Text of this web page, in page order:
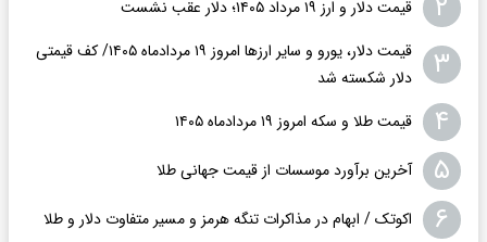
قیمت دلار و ارز ۱۹ مرداد ۱۴۰۵؛ دلار عقب نشست
۳
قیمت دلار، یورو و سایر ارزها امروز ۱۹ مردادماه ۱۴۰۵/ کف قیمتی
دلار شکسته شد
۴ قیمت طلا و سکه امروز ۱۹ مردادماه ۱۴۰۵
۵ آخرین برآورد موسسات از قیمت جهانی طلا
۶ اکوتک / ابهام در مذاکرات تنگه هرمز و مسیر متفاوت دلار و طلا